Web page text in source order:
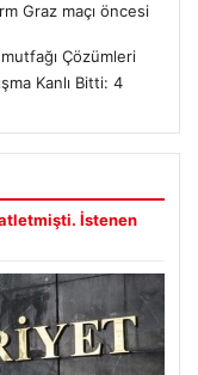
Graz maçı öncesi
Çözümleri
Kanlı Bitti: 4
İstenen